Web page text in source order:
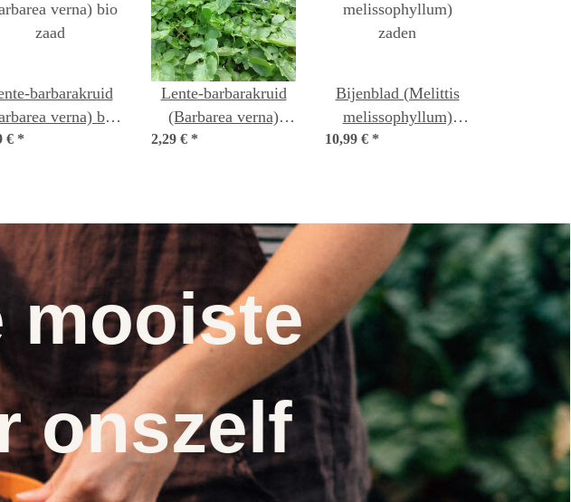
barbarakruid
verna) bio
€ *
Lente-barbarakruid
(Barbarea verna)
2,29 € *
Bijenblad (Melittis
melissophyllum)
10,99 € *
mooiste
onszelf